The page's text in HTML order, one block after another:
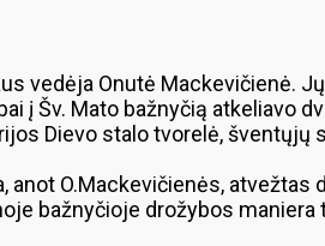
vedėja Onutė Mackevičienė.
į Šv. Mato bažnyčią atkeliavo
Dievo stalo tvorelė,
O.Mackevičienės, atvežtas
bažnyčioje drožybos maniera